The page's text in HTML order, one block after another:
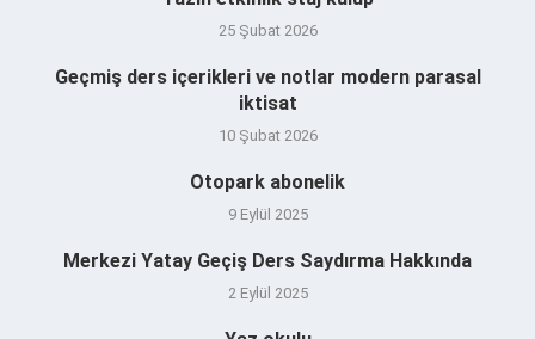
25 Şubat 2026
Geçmiş ders içerikleri ve notlar modern parasal
iktisat
10 Şubat 2026
Otopark abonelik
9 Eylül 2025
Merkezi Yatay Geçiş Ders Saydırma Hakkında
2 Eylül 2025